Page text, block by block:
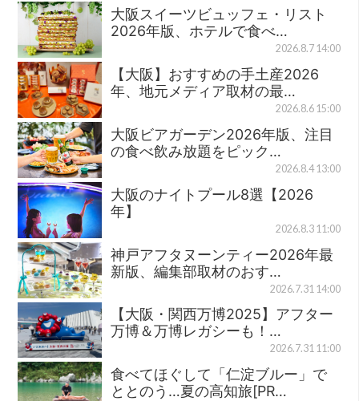
大阪スイーツビュッフェ・リスト
2026年版、ホテルで食べ…
2026.8.7 14:00
【大阪】おすすめの手土産2026
年、地元メディア取材の最…
2026.8.6 15:00
大阪ビアガーデン2026年版、注目
の食べ飲み放題をピック…
2026.8.4 13:00
大阪のナイトプール8選【2026
年】
2026.8.3 11:00
神戸アフタヌーンティー2026年最
新版、編集部取材のおす…
2026.7.31 14:00
【大阪・関西万博2025】アフター
万博＆万博レガシーも！…
2026.7.31 11:00
食べてほぐして「仁淀ブルー」で
ととのう…夏の高知旅[PR…